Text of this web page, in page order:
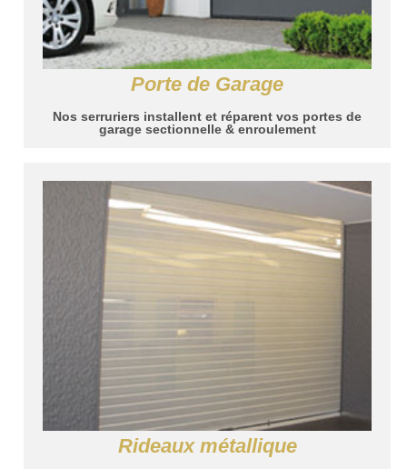
Porte de Garage
Nos serruriers installent et réparent vos portes de
garage sectionnelle & enroulement
Rideaux métallique